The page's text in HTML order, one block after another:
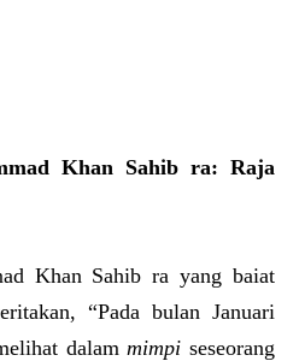
Khan Sahib ra: Raja
Khan Sahib ra yang baiat
“Pada bulan Januari
dalammimpi seseorang